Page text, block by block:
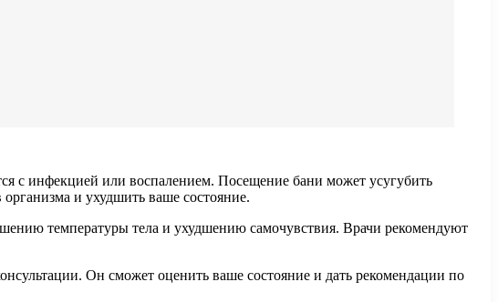
с инфекцией или воспалением. Посещение бани может усугубить
и ухудшить ваше состояние.
температуры тела и ухудшению самочувствия. Врачи рекомендуют
Он сможет оценить ваше состояние и дать рекомендации по